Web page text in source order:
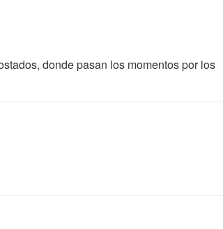
donde pasan los momentos por los